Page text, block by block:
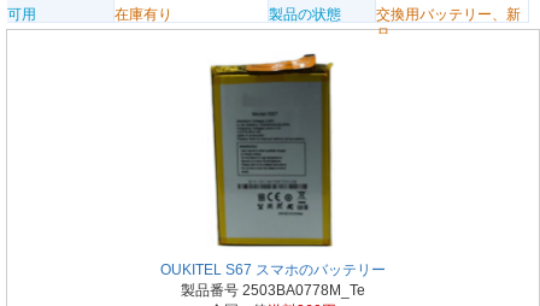
可用
在庫有り 製品の状態
交換用バッテリー、新
品
OUKITEL S67 スマホのバッテリー
製品番号 2503BA0778M_Te